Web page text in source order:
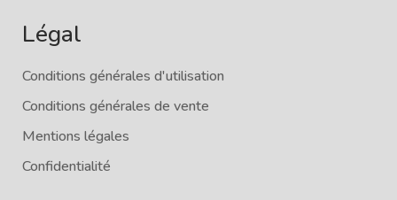
Légal
Conditions générales d'utilisation
Conditions générales de vente
Mentions légales
Confidentialité